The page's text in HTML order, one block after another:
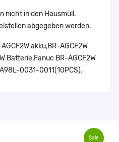
nicht in den Hausmüll.
abgegeben werden.
akku,BR-AGCF2W
Batterie,Fanuc BR-AGCF2W
0031-0011(10PCS).
Sale